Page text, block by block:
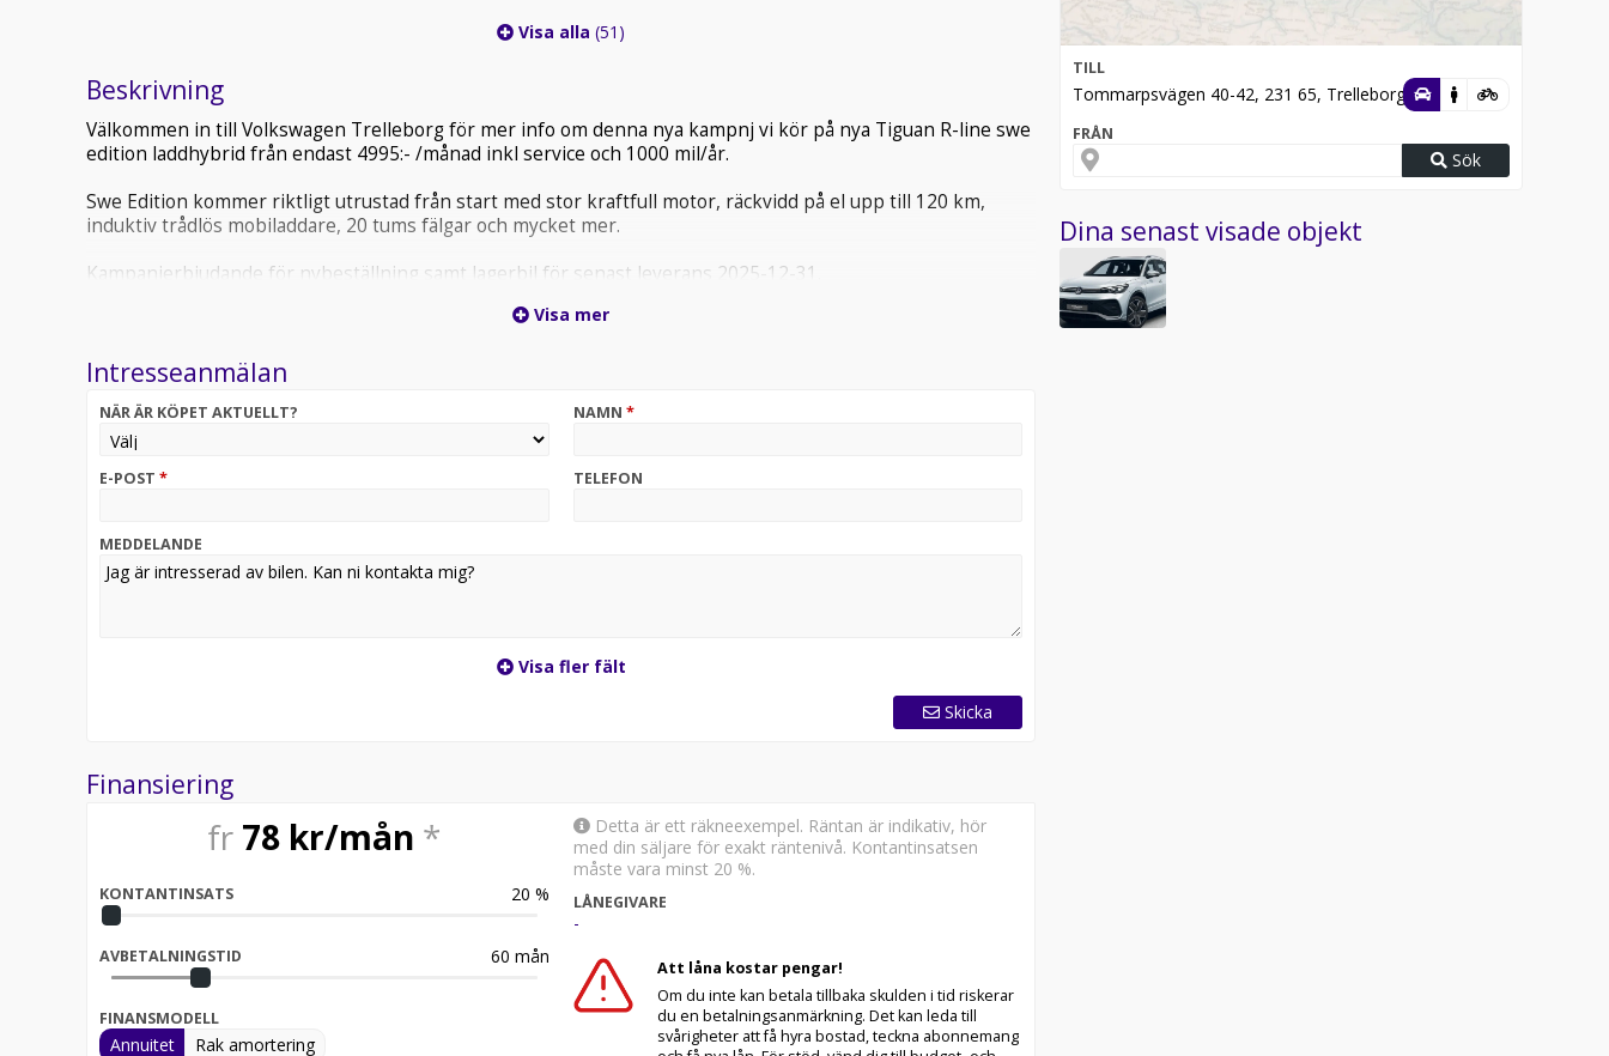
Visa alla(51)
Beskrivning
Välkommen in till Volkswagen Trelleborg för mer info om denna nya kampnj vi kör på nya Tiguan R-line swe
edition laddhybrid från endast 4995:- /månad inkl service och 1000 mil/år.
Swe Edition kommer riktligt utrustad från start med stor kraftfull motor, räckvidd på el upp till 120 km,
induktiv trådlös mobiladdare, 20 tums fälgar och mycket mer.
Kampanjerbjudande för nybeställning samt lagerbil för senast leverans 2025-12-31.
Köp från kampanjpris 583.900:- (ordinaire pris från 646.900:-)
Visa mer
Intresseanmälan
NÄR ÄR KÖPET AKTUELLT? NAMN *
E-POST * TELEFON
MEDDELANDE
Visa fler fält
Skicka
Finansiering
fr 78 kr/mån *
KONTANTINSATS 20 %
AVBETALNINGSTID 60 mån
FINANSMODELL
Annuitet Rak amortering
Detta är ett räkneexempel. Räntan är indikativ, hör
med din säljare för exakt räntenivå. Kontantinsatsen
måste vara minst 20 %.
LÅNEGIVARE
-
Att låna kostar pengar!
Om du inte kan betala tillbaka skulden i tid riskerar
du en betalningsanmärkning. Det kan leda till
svårigheter att få hyra bostad, teckna abonnemang
TILL
Tommarpsvägen 40-42, 231 65, Trelleborg
FRÅN
Sök
Dina senast visade objekt